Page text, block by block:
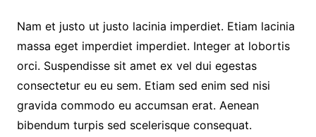
Nam et justo ut justo lacinia imperdiet. Etiam lacinia
massa eget imperdiet imperdiet. Integer at lobortis
orci. Suspendisse sit amet ex vel dui egestas
consectetur eu eu sem. Etiam sed enim sed nisi
gravida commodo eu accumsan erat. Aenean
bibendum turpis sed scelerisque consequat.